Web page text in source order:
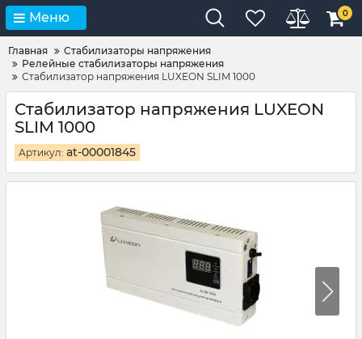
Меню 0
Главная
Стабилизаторы напряжения
Релейные стабилизаторы напряжения
Стабилизатор напряжения LUXEON SLIM 1000
Стабилизатор напряжения LUXEON
SLIM 1000
Артикул: at-00001845